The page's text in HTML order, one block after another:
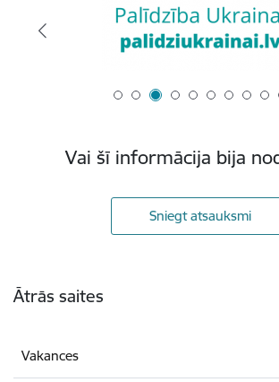
Vai šī informācija bija
Sniegt atsauksmi
Ātrās saites
Vakances